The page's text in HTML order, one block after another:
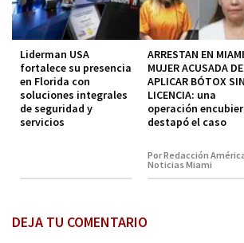
Liderman USA
fortalece su presencia
en Florida con
soluciones integrales
de seguridad y
servicios
ARRESTAN EN
MUJER ACUSADA DE
APLICAR BÓTOX SIN
LICENCIA: una
operación
destapó el caso
Por Redacción
Noticias Miami
DEJA TU COMENTARIO